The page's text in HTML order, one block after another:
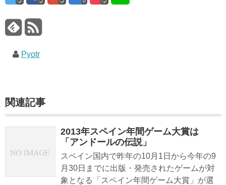
Pyotr
関連記事
2013年スペイン年間ゲーム大賞は
「アンドールの伝説」
スペイン国内で昨年の10月1日から今年の9
月30日までに出版・発売されたゲームが対
象となる「スペイン年間ゲーム大賞」が選